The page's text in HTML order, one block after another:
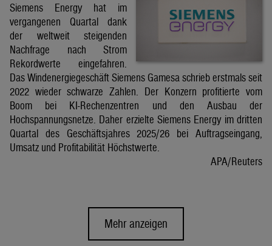
Siemens Energy hat im
vergangenen Quartal dank
der weltweit steigenden
Nachfrage nach Strom
Rekordwerte eingefahren.
Das Windenergiegeschäft Siemens Gamesa schrieb erstmals seit
2022 wieder schwarze Zahlen. Der Konzern profitierte vom
Boom bei KI-Rechenzentren und den Ausbau der
Hochspannungsnetze. Daher erzielte Siemens Energy im dritten
Quartal des Geschäftsjahres 2025/26 bei Auftragseingang,
Umsatz und Profitabilität Höchstwerte.
APA/Reuters
Mehr anzeigen